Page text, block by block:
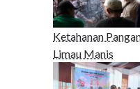
Ketahanan
Limau Manis